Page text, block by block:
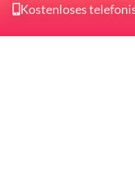
Kostenloses